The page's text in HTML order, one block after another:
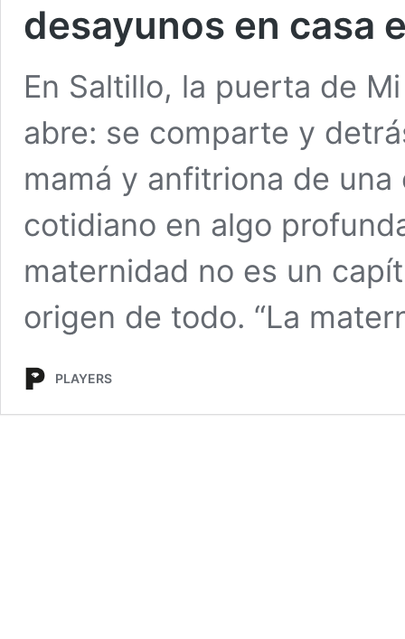
desayunos en casa
En Saltillo, la puerta de
abre: se comparte y
mamá y anfitriona de
cotidiano en algo
maternidad no es un
origen de todo. “La
PLAYERS